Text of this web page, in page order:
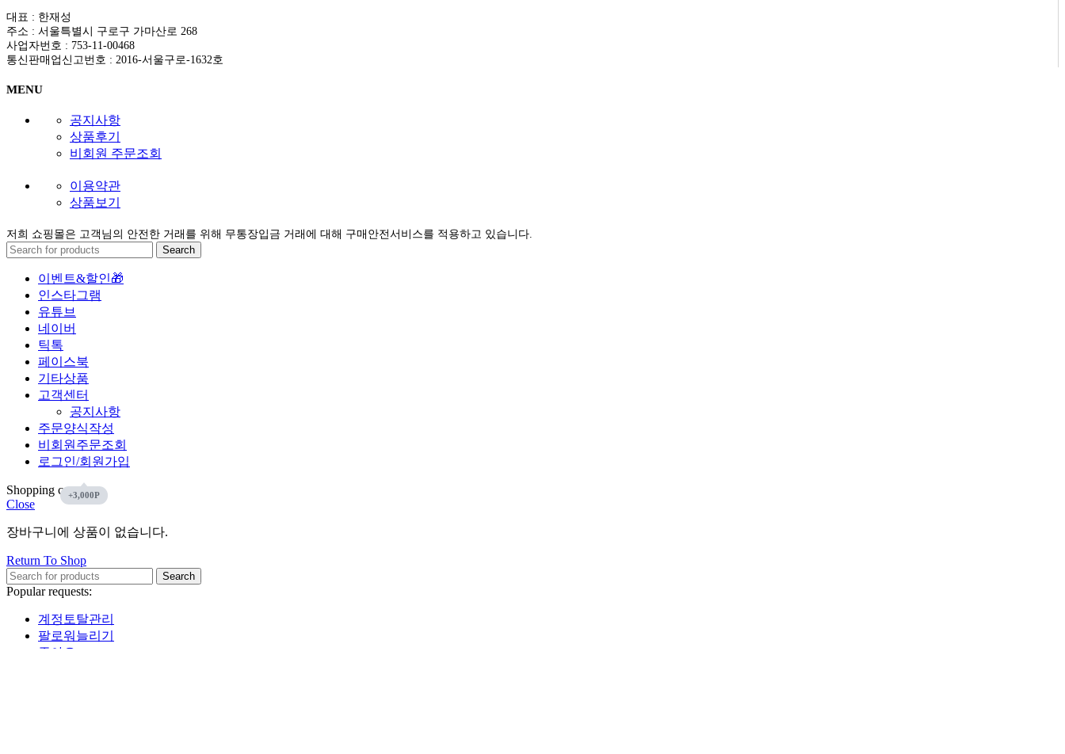
대표 : 한재성
주소 : 서울특별시 구로구 가마산로 268
사업자번호 : 753-11-00468
통신판매업신고번호 : 2016-서울구로-1632호
MENU
공지사항
상품후기
비회원 주문조회
이용약관
상품보기
저희 쇼핑몰은 고객님의 안전한 거래를 위해 무통장입금 거래에 대해 구매안전서비스를 적용하고 있습니다.
Search
이벤트&할인🎁
인스타그램
유튜브
네이버
틱톡
페이스북
기타상품
고객센터
공지사항
주문양식작성
비회원주문조회
로그인/회원가입
Shopping cart
Close
장바구니에 상품이 없습니다.
Return To Shop
Search
Popular requests:
계정토탈관리
팔로워늘리기
좋아요